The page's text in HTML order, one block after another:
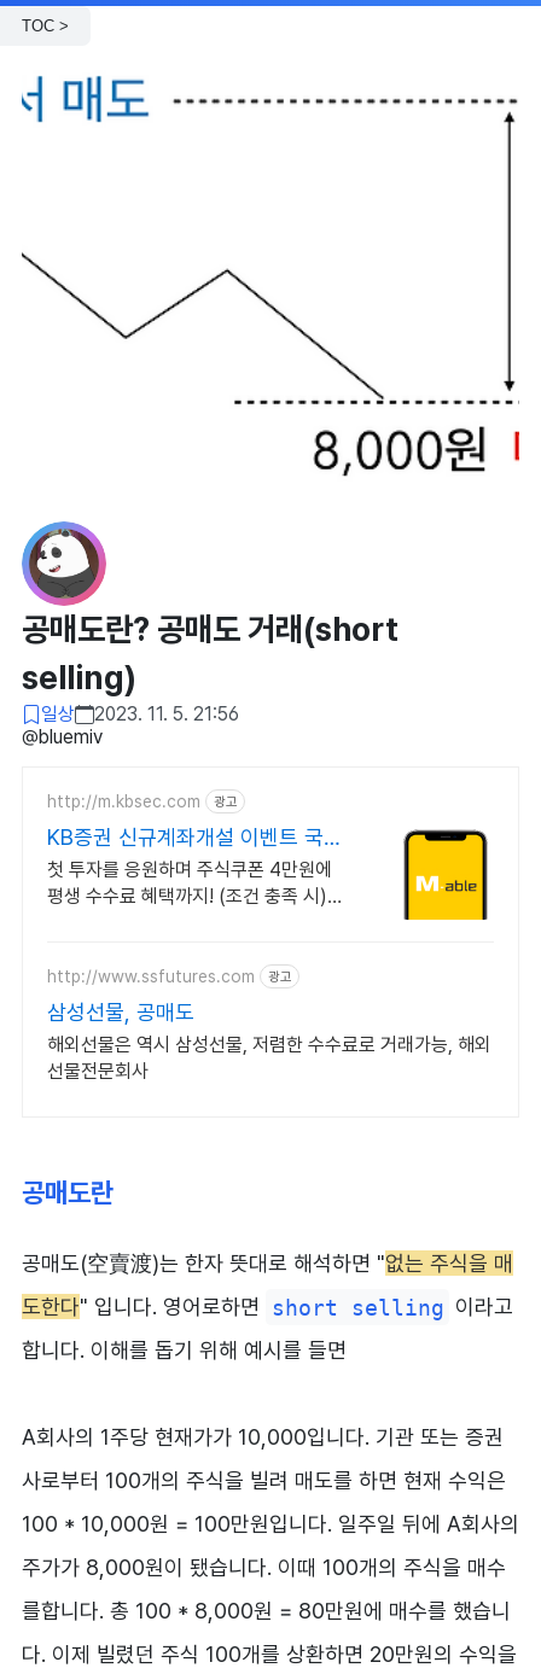
공매도란? 공매도 거래(short
selling)
일상
2023. 11. 5. 21:56
@bluemiv
TOC >
http://m.kbsec.com 광고
KB증권 신규계좌개설 이벤트 국내
주식쿠폰 최대 5만원
첫 투자를 응원하며 주식쿠폰 4만원에
평생 수수료 혜택까지! (조건 충족 시)
http://www.ssfutures.com 광고
삼성선물, 공매도
해외선물은 역시 삼성선물, 저렴한 수수료로 거래가능, 해외
선물전문회사
공매도란
공매도(空賣渡)는 한자 뜻대로 해석하면 "없는 주식을 매
도한다" 입니다. 영어로하면 short selling 이라고
합니다. 이해를 돕기 위해 예시를 들면
A회사의 1주당 현재가가 10,000입니다. 기관 또는 증권
사로부터 100개의 주식을 빌려 매도를 하면 현재 수익은
100 * 10,000원 = 100만원입니다. 일주일 뒤에 A회사의
주가가 8,000원이 됐습니다. 이때 100개의 주식을 매수
를합니다. 총 100 * 8,000원 = 80만원에 매수를 했습니
다. 이제 빌렸던 주식 100개를 상환하면 20만원의 수익을